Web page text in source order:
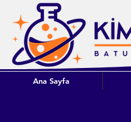
Ana Sayfa